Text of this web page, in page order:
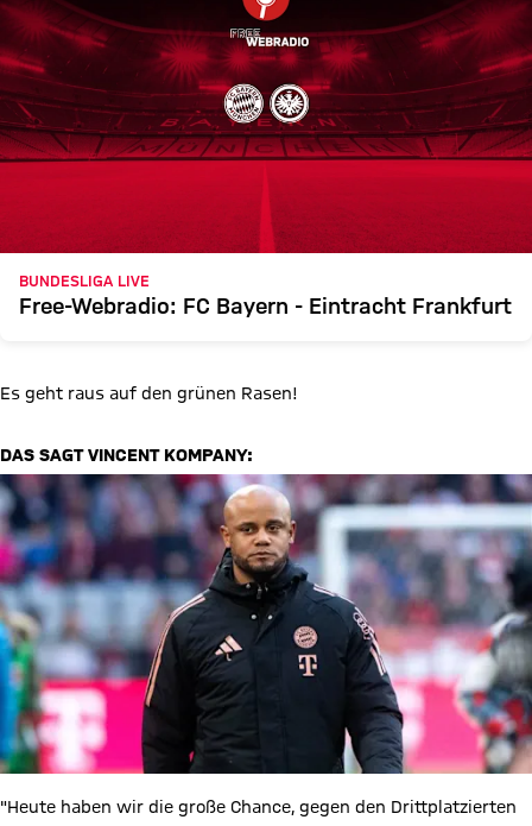
BUNDESLIGA LIVE
Free-Webradio: FC Bayern - Eintracht Frankfurt
Es geht raus auf den grünen Rasen!
DAS SAGT VINCENT KOMPANY:
"Heute haben wir die große Chance, gegen den Drittplatzierten